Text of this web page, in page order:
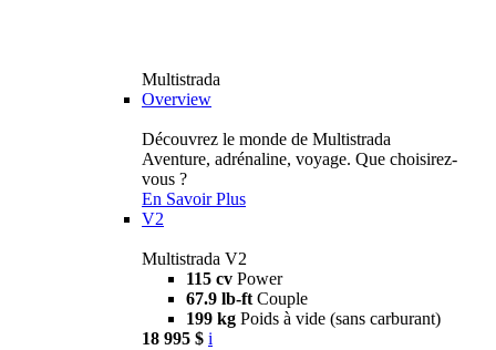
Multistrada
Overview
Découvrez le monde de Multistrada
Aventure, adrénaline, voyage. Que choisirez-
vous ?
En Savoir Plus
V2
Multistrada V2
115 cv Power
67.9 lb-ft Couple
199 kg Poids à vide (sans carburant)
18 995 $ i